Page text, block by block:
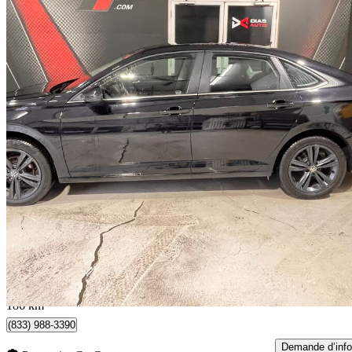
2023 Volkswagen Jetta
1.5T SE FWD109 683 km
18 495 $ Affaire
325 $/mois env.
Lévis, QC
186 km
(833) 988-3390
Demande d’info